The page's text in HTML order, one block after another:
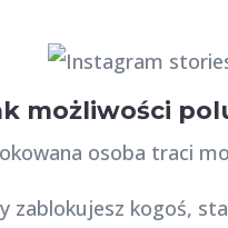
możliwości
osoba traci
zablokujesz kogoś,